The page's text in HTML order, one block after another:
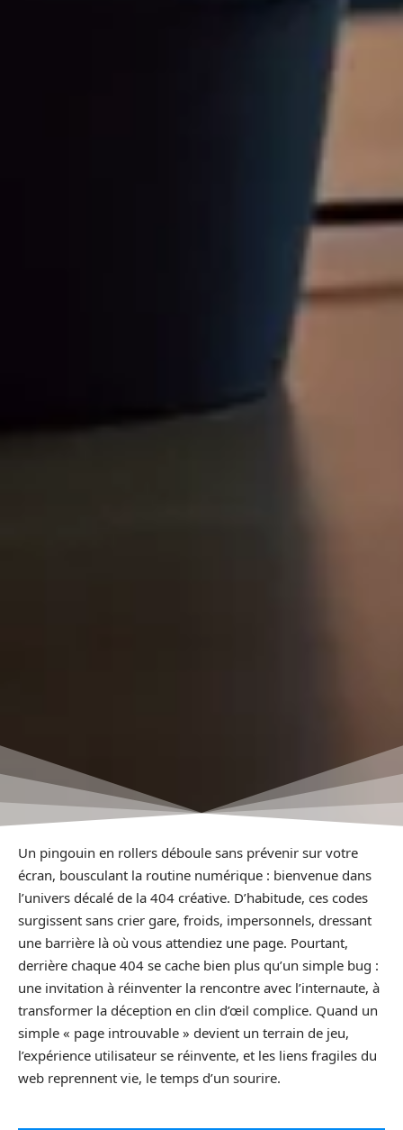
Un pingouin en rollers déboule sans prévenir sur votre
écran, bousculant la routine numérique : bienvenue dans
l’univers décalé de la 404 créative. D’habitude, ces codes
surgissent sans crier gare, froids, impersonnels, dressant
une barrière là où vous attendiez une page. Pourtant,
derrière chaque 404 se cache bien plus qu’un simple bug :
une invitation à réinventer la rencontre avec l’internaute, à
transformer la déception en clin d’œil complice. Quand un
simple « page introuvable » devient un terrain de jeu,
l’expérience utilisateur se réinvente, et les liens fragiles du
web reprennent vie, le temps d’un sourire.